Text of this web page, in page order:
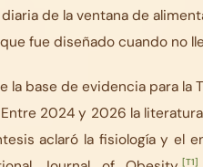
de la ventana de
fue diseñado cuando no
base de evidencia para la
2024 y 2026 la
aclaró la fisiología y el
[T1]